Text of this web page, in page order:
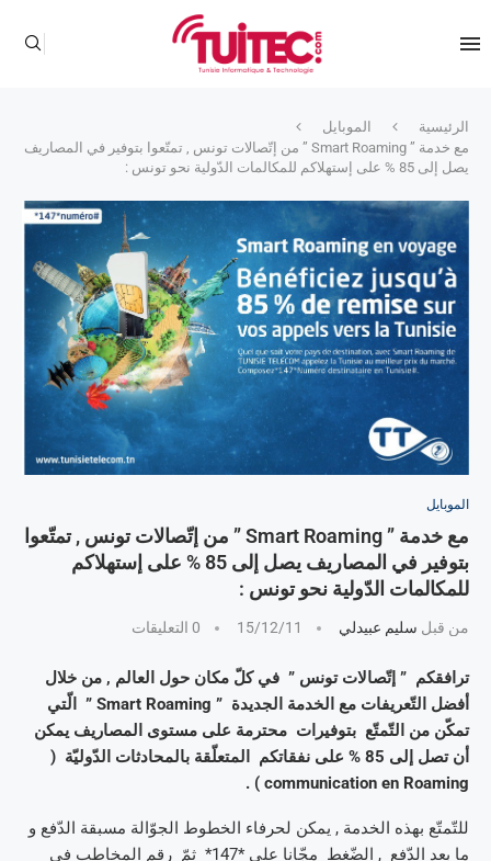
الرئيسية
الموبايل
مع خدمة ” Smart Roaming ” من إتّصالات تونس , تمتّعوا بتوفير في المصاريف
يصل إلى 85 % على إستهلاكم للمكالمات الدّولية نحو تونس :
الموبايل
مع خدمة ” Smart Roaming ” من إتّصالات تونس , تمتّعوا
بتوفير في المصاريف يصل إلى 85 % على إستهلاكم
للمكالمات الدّولية نحو تونس :
من قبل سليم عبيدلي 15/12/11 0 التعليقات
ترافقكم ” إتّصالات تونس ” في كلّ مكان حول العالم , من خلال
أفضل التّعريفات مع الخدمة الجديدة ” Smart Roaming ” الّتي
تمكّن من التّمتّع بتوفيرات محترمة على مستوى المصاريف يمكن
أن تصل إلى 85 % على نفقاتكم المتعلّقة بالمحادثات الدّوليّة (
communication en Roaming ) .
للتّمتّع بهذه الخدمة , يمكن لحرفاء الخطوط الجوّالة مسبقة الدّفع و
ما بعد الدّفع , الضّغط مجّانا على *147* ثمّ رقم المخاطب في